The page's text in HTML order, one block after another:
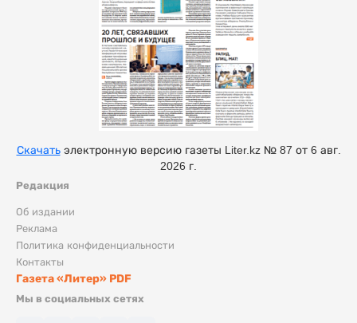
Редакция
Об издании
Реклама
Политика конфиденциальности
Контакты
Газета «Литер» PDF
Мы в социальных сетях
Скачатьэлектронную версию газеты Liter.kz № 87 от 6 авг.
2026 г.